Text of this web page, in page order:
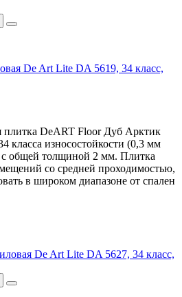
De Art Lite DA 5619, 34 класс,
плитка DeART Floor Дуб Арктик
класса износостойкости (0,3 мм
общей толщиной 2 мм. Плитка
со средней проходимостью,
в широком диапазоне от спален